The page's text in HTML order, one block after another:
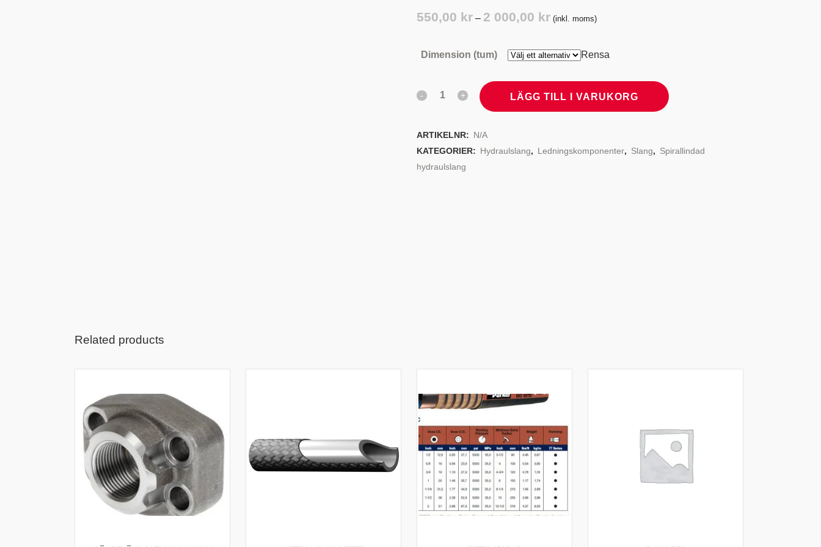
550,00 kr – 2 000,00 krPrisintervall:
till
(inkl. moms)
Dimension (tum) Rensa
LÄGG TILL I VARUKORG
ARTIKELNR: N/A
KATEGORIER: Hydraulslang, Ledningskomponenter, Slang, Spirallindad
hydraulslang
Related products